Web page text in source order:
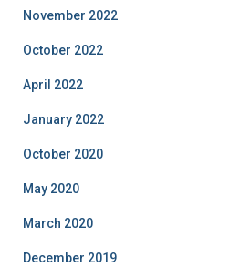
November 2022
October 2022
April 2022
January 2022
October 2020
May 2020
March 2020
December 2019